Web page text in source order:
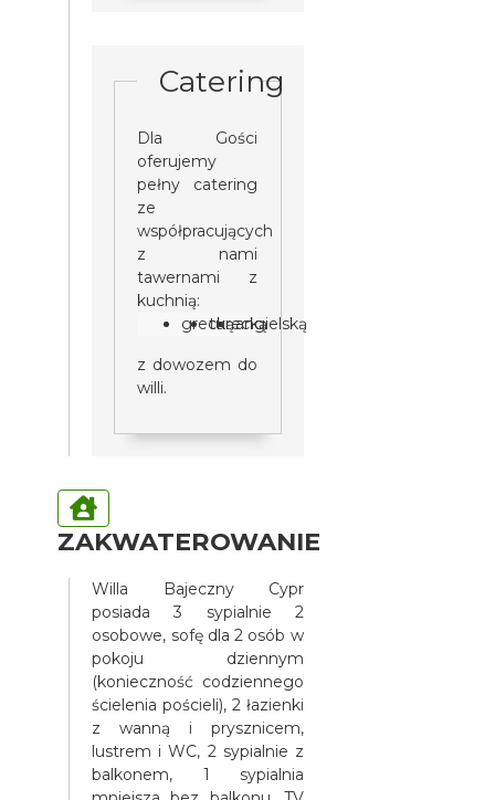
Catering
Dla Gości
oferujemy
pełny catering
ze
współpracujących
z nami
tawernami z
kuchnią:
greckąturecką
angielską
z dowozem do
willi.
ZAKWATEROWANIE
Willa Bajeczny Cypr
posiada 3 sypialnie 2
osobowe, sofę dla 2 osób w
pokoju dziennym
(konieczność codziennego
ścielenia pościeli), 2 łazienki
z wanną i prysznicem,
lustrem i WC, 2 sypialnie z
balkonem, 1 sypialnia